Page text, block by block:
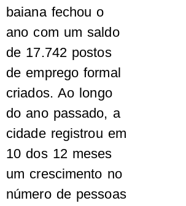
baiana fechou o
ano com um saldo
de 17.742 postos
de emprego formal
criados. Ao longo
do ano passado, a
cidade registrou em
10 dos 12 meses
um crescimento no
número de pessoas